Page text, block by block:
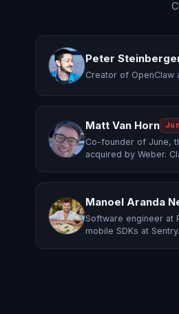
Peter
Creator of OpenClaw
Matt Van Horn
Co-founder of June,
acquired by Weber.
Manoel Aranda
Software engineer at
mobile SDKs at Sentry.